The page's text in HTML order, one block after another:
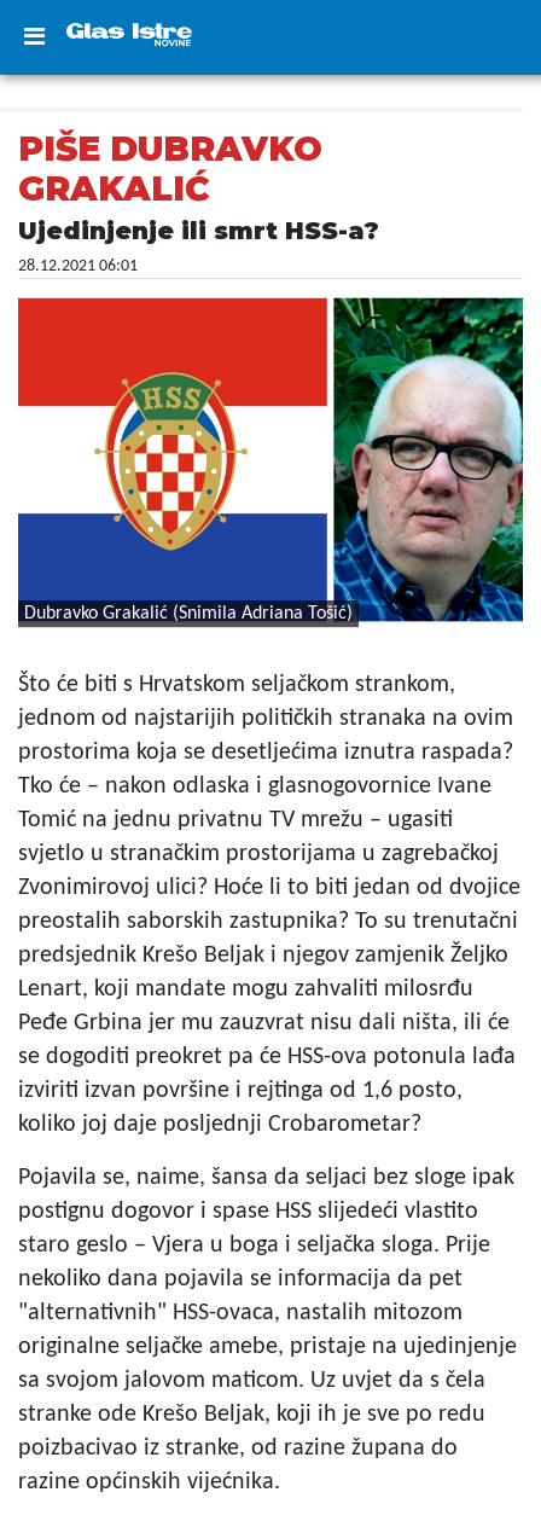
PIŠE DUBRAVKO
GRAKALIĆ
Ujedinjenje ili smrt HSS-a?
28.12.2021 06:01
Dubravko Grakalić (Snimila Adriana Tošić)
Što će biti s Hrvatskom seljačkom strankom,
jednom od najstarijih političkih stranaka na ovim
prostorima koja se desetljećima iznutra raspada?
Tko će – nakon odlaska i glasnogovornice Ivane
Tomić na jednu privatnu TV mrežu – ugasiti
svjetlo u stranačkim prostorijama u zagrebačkoj
Zvonimirovoj ulici? Hoće li to biti jedan od dvojice
preostalih saborskih zastupnika? To su trenutačni
predsjednik Krešo Beljak i njegov zamjenik Željko
Lenart, koji mandate mogu zahvaliti milosrđu
Peđe Grbina jer mu zauzvrat nisu dali ništa, ili će
se dogoditi preokret pa će HSS-ova potonula lađa
izviriti izvan površine i rejtinga od 1,6 posto,
koliko joj daje posljednji Crobarometar?
Pojavila se, naime, šansa da seljaci bez sloge ipak
postignu dogovor i spase HSS slijedeći vlastito
staro geslo – Vjera u boga i seljačka sloga. Prije
nekoliko dana pojavila se informacija da pet
"alternativnih" HSS-ovaca, nastalih mitozom
originalne seljačke amebe, pristaje na ujedinjenje
sa svojom jalovom maticom. Uz uvjet da s čela
stranke ode Krešo Beljak, koji ih je sve po redu
poizbacivao iz stranke, od razine župana do
razine općinskih vijećnika.